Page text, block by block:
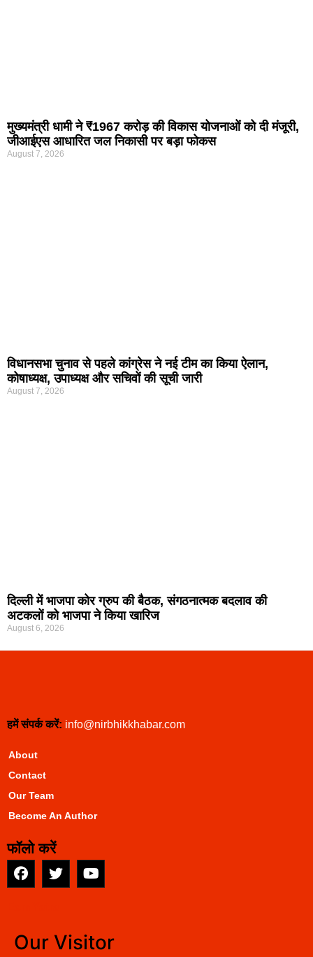
मुख्यमंत्री धामी ने ₹1967 करोड़ की विकास योजनाओं को दी मंजूरी,
जीआईएस आधारित जल निकासी पर बड़ा फोकस
August 7, 2026
विधानसभा चुनाव से पहले कांग्रेस ने नई टीम का किया ऐलान,
कोषाध्यक्ष, उपाध्यक्ष और सचिवों की सूची जारी
August 7, 2026
दिल्ली में भाजपा कोर ग्रुप की बैठक, संगठनात्मक बदलाव की
अटकलों को भाजपा ने किया खारिज
August 6, 2026
हमें संपर्क करें: info@nirbhikkhabar.com
About
Contact
Our Team
Become An Author
फॉलो करें
Our Visitor